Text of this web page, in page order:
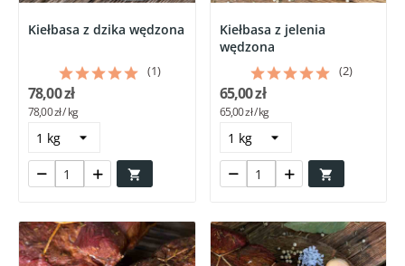
Kiełbasa z dzika wędzona
(1)

78,00 zł
78,00 zł / kg
Kiełbasa z jelenia
wędzona
(2)

65,00 zł
65,00 zł / kg